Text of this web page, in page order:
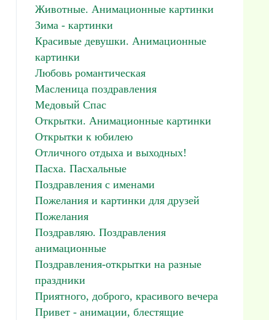
Животные. Анимационные картинки
Зима - картинки
Красивые девушки. Анимационные
картинки
Любовь романтическая
Масленица поздравления
Медовый Спас
Открытки. Анимационные картинки
Открытки к юбилею
Отличного отдыха и выходных!
Пасха. Пасхальные
Поздравления с именами
Пожелания и картинки для друзей
Пожелания
Поздравляю. Поздравления
анимационные
Поздравления-открытки на разные
праздники
Приятного, доброго, красивого вечера
Привет - анимации, блестящие